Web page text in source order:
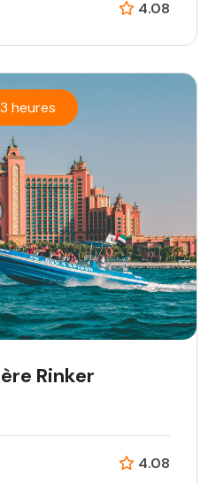
4.08
3 heures
Rinker
4.08